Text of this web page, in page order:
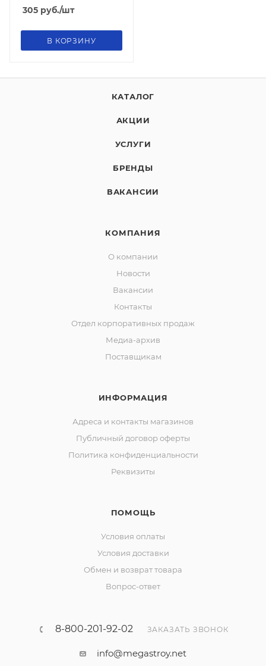
305 руб./шт
В КОРЗИНУ
КАТАЛОГ
АКЦИИ
УСЛУГИ
БРЕНДЫ
ВАКАНСИИ
КОМПАНИЯ
О компании
Новости
Вакансии
Контакты
Отдел корпоративных продаж
Медиа-архив
Поставщикам
ИНФОРМАЦИЯ
Адреса и контакты магазинов
Публичный договор оферты
Политика конфиденциальности
Реквизиты
ПОМОЩЬ
Условия оплаты
Условия доставки
Обмен и возврат товара
Вопрос-ответ
8-800-201-92-02 ЗАКАЗАТЬ ЗВОНОК
info@megastroy.net